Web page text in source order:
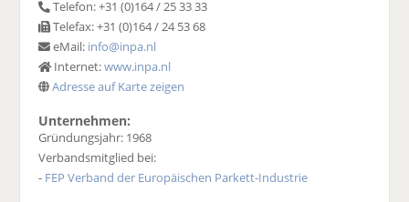
Telefon: +31 (0)164 / 25 33 33
Telefax: +31 (0)164 / 24 53 68
eMail: info@inpa.nl
Internet:www.inpa.nl
Adresse auf Karte zeigen
Unternehmen:
Gründungsjahr: 1968
Verbandsmitglied bei:
- FEP Verband der Europäischen Parkett-Industrie